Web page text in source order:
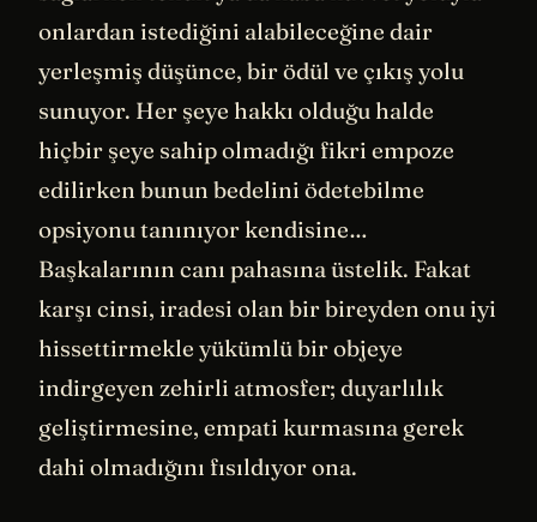
onlardan istediğini alabileceğine dair
yerleşmiş düşünce, bir ödül ve çıkış yolu
sunuyor. Her şeye hakkı olduğu halde
hiçbir şeye sahip olmadığı fikri empoze
edilirken bunun bedelini ödetebilme
opsiyonu tanınıyor kendisine…
Başkalarının canı pahasına üstelik. Fakat
karşı cinsi, iradesi olan bir bireyden onu iyi
hissettirmekle yükümlü bir objeye
indirgeyen zehirli atmosfer; duyarlılık
geliştirmesine, empati kurmasına gerek
dahi olmadığını fısıldıyor ona.